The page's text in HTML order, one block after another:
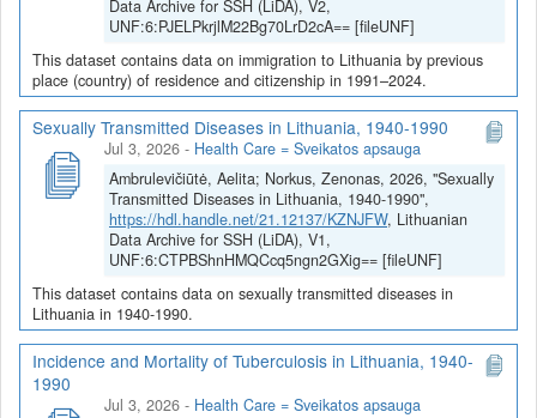
Data Archive for SSH (LiDA), V2,
UNF:6:PJELPkrjlM22Bg70LrD2cA== [fileUNF]
This dataset contains data on immigration to Lithuania by previous
place (country) of residence and citizenship in 1991–2024.
Sexually Transmitted Diseases in Lithuania, 1940-1990
Jul 3, 2026 - Health Care = Sveikatos apsauga
Ambrulevičiūtė, Aelita; Norkus, Zenonas, 2026, "Sexually
Transmitted Diseases in Lithuania, 1940-1990",
https://hdl.handle.net/21.12137/KZNJFW, Lithuanian
Data Archive for SSH (LiDA), V1,
UNF:6:CTPBShnHMQCcq5ngn2GXig== [fileUNF]
This dataset contains data on sexually transmitted diseases in
Lithuania in 1940-1990.
Incidence and Mortality of Tuberculosis in Lithuania, 1940-
1990
Jul 3, 2026 - Health Care = Sveikatos apsauga